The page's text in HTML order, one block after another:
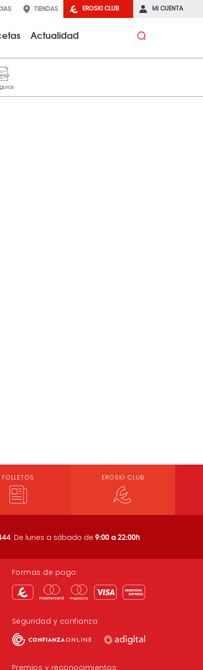
EROSKI CLUB MI CUENTA
TIENDAS
Actualidad
FOLLETOS EROSKI CLUB
. De lunes a sábado de 9:00 a 22:00h
Formas de pago:
Seguridad y confianza:
Premios y reconocimientos: